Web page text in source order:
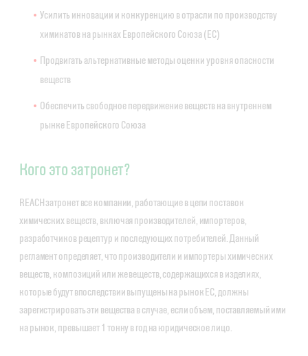
Усилить инновации и конкуренцию в отрасли по производству
химикатов на рынках Европейского Союза (ЕС)
Продвигать альтернативные методы оценки уровня опасности
веществ
Обеспечить свободное передвижение веществ на внутреннем
рынке Европейского Союза
Кого это затронет?
REACH затронет все компании, работающие в цепи поставок
химических веществ, включая производителей, импортеров,
разработчиков рецептур и последующих потребителей. Данный
регламент определяет, что производители и импортеры химических
веществ, композиций или же веществ, содержащихся в изделиях,
которые будут впоследствии выпущены на рынок ЕС, должны
зарегистрировать эти вещества в случае, если объем, поставляемый ими
на рынок, превышает 1 тонну в год на юридическое лицо.